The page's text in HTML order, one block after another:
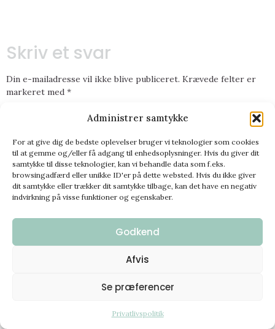
Administrer samtykke
For at give dig de bedste oplevelser bruger vi teknologier som cookies
til at gemme og/eller få adgang til enhedsoplysninger. Hvis du giver dit
samtykke til disse teknologier, kan vi behandle data som f.eks.
browsingadfærd eller unikke ID'er på dette websted. Hvis du ikke giver
dit samtykke eller trækker dit samtykke tilbage, kan det have en negativ
indvirkning på visse funktioner og egenskaber.
Godkend
Afvis
Se præferencer
Privatlivspolitik
Skriv et svar
Din e-mailadresse vil ikke blive publiceret. Krævede felter er
markeret med *